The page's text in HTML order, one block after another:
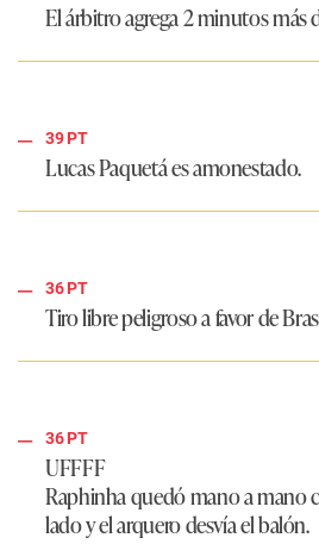
El árbitro agrega 2 minutos más
39 PT
Lucas Paquetá es amonestado.
36 PT
Tiro libre peligroso a favor de
36 PT
UFFFF
Raphinha quedó mano a mano
lado y el arquero desvía el balón.